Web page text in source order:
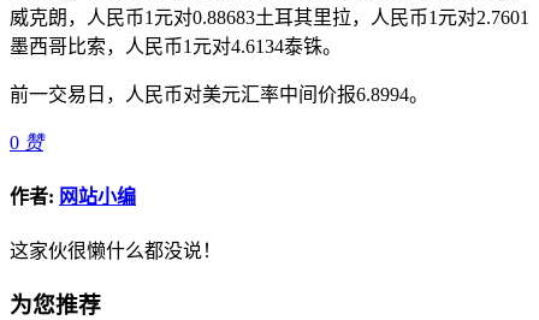
威克朗，人民币1元对0.88683土耳其里拉，人民币1元对2.7601
墨西哥比索，人民币1元对4.6134泰铢。
前一交易日，人民币对美元汇率中间价报6.8994。
0 赞
作者: 网站小编
这家伙很懒什么都没说！
为您推荐